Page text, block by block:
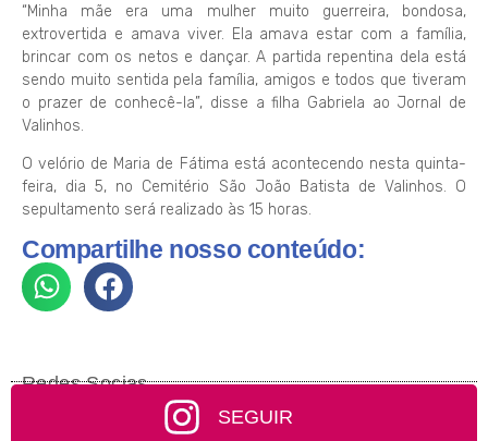
“Minha mãe era uma mulher muito guerreira, bondosa,
extrovertida e amava viver. Ela amava estar com a família,
brincar com os netos e dançar. A partida repentina dela está
sendo muito sentida pela família, amigos e todos que tiveram
o prazer de conhecê-la”, disse a filha Gabriela ao Jornal de
Valinhos.
O velório de Maria de Fátima está acontecendo nesta quinta-
feira, dia 5, no Cemitério São João Batista de Valinhos. O
sepultamento será realizado às 15 horas.
Compartilhe nosso conteúdo:
Redes Socias
SEGUIR